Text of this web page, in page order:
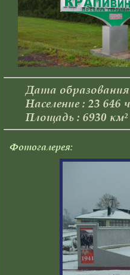
Дата образования
Население : 23 646
Площадь : 6930 км²
Фотогалерея: